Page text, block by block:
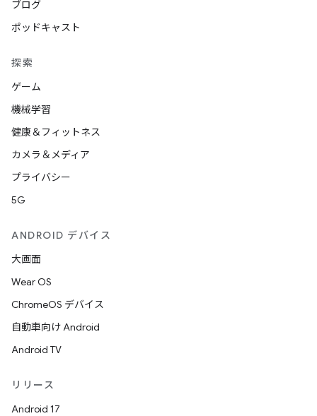
ブログ
ポッドキャスト
探索
ゲーム
機械学習
健康＆フィットネス
カメラ＆メディア
プライバシー
5G
ANDROID デバイス
大画面
Wear OS
ChromeOS デバイス
自動車向け Android
Android TV
リリース
Android 17